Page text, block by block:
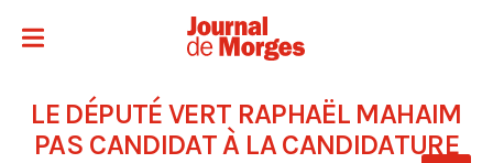
LE DÉPUTÉ VERT RAPHAËL MAHAIM
PAS CANDIDAT À LA CANDIDATURE